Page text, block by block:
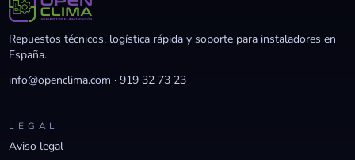
Repuestos técnicos, logística rápida y soporte para instaladores en
España.
info@openclima.com ·919 32 73 23
LEGAL
Aviso legal